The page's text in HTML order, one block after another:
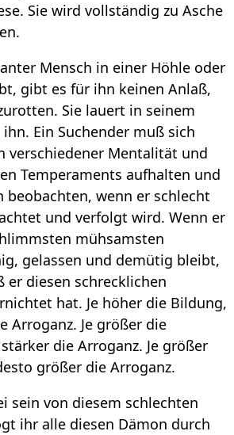
Sie wird vollständig zu Asche
Mensch in einer Höhle oder
gibt es für ihn keinen Anlaß,
Sie lauert in seinem
Ein Suchender muß sich
verschiedener Mentalität und
Temperaments aufhalten und
beobachten, wenn er schlecht
und verfolgt wird. Wenn er
mühsamsten
gelassen und demütig bleibt,
er diesen schrecklichen
hat. Je höher die Bildung,
Arroganz. Je größer die
die Arroganz. Je größer
größer die Arroganz.
sein von diesem schlechten
ihr alle diesen Dämon durch